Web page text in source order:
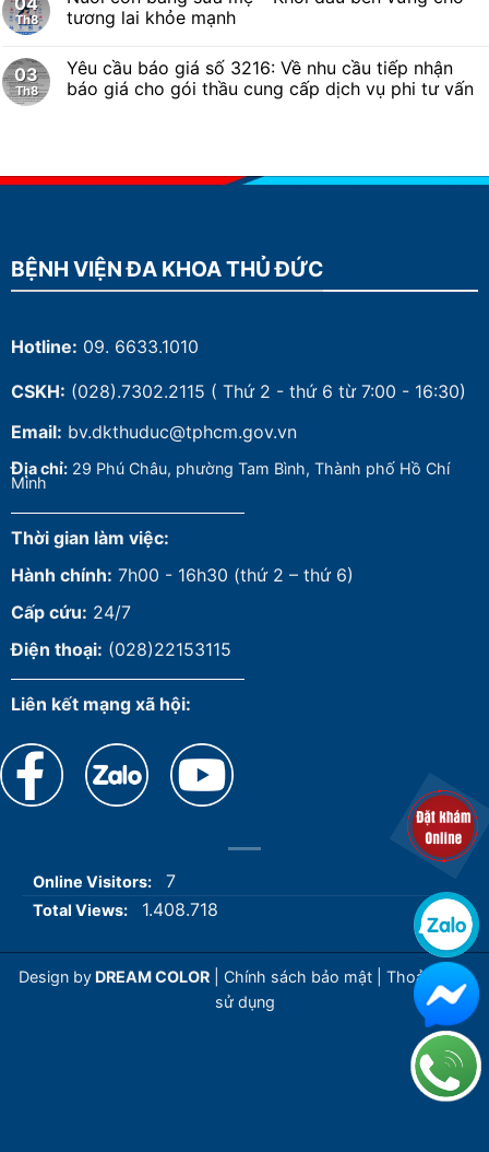
Th8
tương lai khỏe mạnh
03
Th8
Yêu cầu báo giá số 3216: Về nhu cầu tiếp nhận
báo giá cho gói thầu cung cấp dịch vụ phi tư vấn
BỆNH VIỆN ĐA KHOA THỦ ĐỨC
Hotline: 09. 6633.1010
CSKH: (028).7302.2115 ( Thứ 2 - thứ 6 từ 7:00 - 16:30)
Email: bv.dkthuduc@tphcm.gov.vn
Địa chỉ: 29 Phú Châu, phường Tam Bình, Thành phố Hồ Chí
Minh
Thời gian làm việc:
Hành chính: 7h00 - 16h30 (thứ 2 – thứ 6)
Cấp cứu: 24/7
Điện thoại: (028)22153115
Liên kết mạng xã hội:
Online Visitors: 7
Total Views: 1.408.718
Design by DREAM COLOR Chính sách bảo mật
Thoả thuận
sử dụng